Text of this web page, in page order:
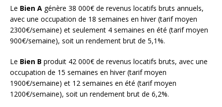
Le Bien A génère 38 000€ de revenus locatifs bruts annuels,
avec une occupation de 18 semaines en hiver (tarif moyen
2300€/semaine) et seulement 4 semaines en été (tarif moyen
900€/semaine), soit un rendement brut de 5,1%.
Le Bien B produit 42 000€ de revenus locatifs bruts, avec une
occupation de 15 semaines en hiver (tarif moyen
1900€/semaine) et 12 semaines en été (tarif moyen
1200€/semaine), soit un rendement brut de 6,2%.